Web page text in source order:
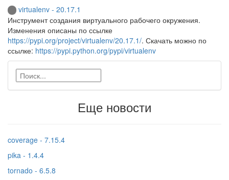
virtualenv - 20.17.1
Инструмент создания виртуального рабочего окружения.
Изменения описаны по ссылке
https://pypi.org/project/virtualenv/20.17.1/. Скачать можно по
ссылке: https://pypi.python.org/pypi/virtualenv
Еще новости
coverage - 7.15.4
pika - 1.4.4
tornado - 6.5.8